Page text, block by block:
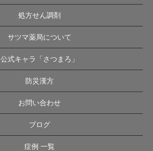
処方せん調剤
サツマ薬局について
公式キャラ「さつまろ」
防災漢方
お問い合わせ
ブログ
症例 一覧